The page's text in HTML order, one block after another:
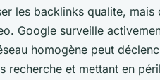
les backlinks qualite,
Google surveille
homogène peut
recherche et mettant en